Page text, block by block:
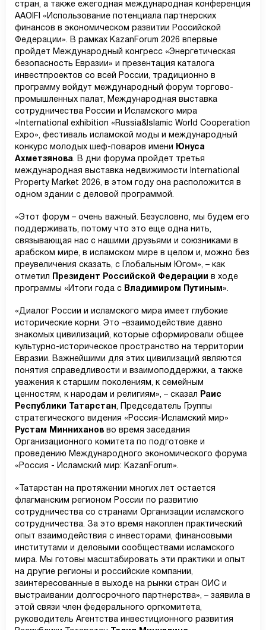
стран, а также ежегодная международная конференция
AAOIFI «Использование потенциала партнерских
финансов в экономическом развитии Российской
Федерации». В рамках KazanForum 2026 впервые
пройдет Международный конгресс «Энергетическая
безопасность Евразии» и презентация каталога
инвестпроектов со всей России, традиционно в
программу войдут международный форум торгово-
промышленных палат, Международная выставка
сотрудничества России и Исламского мира
«International exhibition «Russia&Islamic World Cooperation
Expo», фестиваль исламской моды и международный
конкурс молодых шеф-поваров имени
Юнуса
Ахметзянова. В дни форума пройдет третья
международная выставка недвижимости International
Property Market 2026, в этом году она расположится в
одном здании с деловой программой.
«Этот форум – очень важный. Безусловно, мы будем его
поддерживать, потому что это еще одна нить,
связывающая нас с нашими друзьями и союзниками в
арабском мире, в исламском мире в целом и, можно без
преувеличения сказать, с Глобальным Югом», – как
отметил
Президент Российской Федерации
в ходе
программы «Итоги года с Владимиром Путиным ».
«Диалог России и исламского мира имеет глубокие
исторические корни. Это –взаимодействие давно
знакомых цивилизаций, которые сформировали общее
культурно-историческое пространство на территории
Евразии. Важнейшими для этих цивилизаций являются
понятия справедливости и взаимоподдержки, а также
уважения к старшим поколениям, к семейным
ценностям, к народам и религиям», – сказал
Раис
Республики Татарстан , Председатель Группы
стратегического видения «Россия-Исламский мир»
Рустам Минниханов во время заседания
Организационного комитета по подготовке и
проведению Международного экономического форума
«Россия - Исламский мир: KazanForum».
«Татарстан на протяжении многих лет остается
флагманским регионом России по развитию
сотрудничества со странами Организации исламского
сотрудничества. За это время накоплен практический
опыт взаимодействия с инвесторами, финансовыми
институтами и деловыми сообществами исламского
мира. Мы готовы масштабировать эти практики и опыт
на другие регионы и российские компании,
заинтересованные в выходе на рынки стран ОИС и
выстраивании долгосрочного партнерства», – заявила в
этой связи член федерального оргкомитета,
руководитель Агентства инвестиционного развития